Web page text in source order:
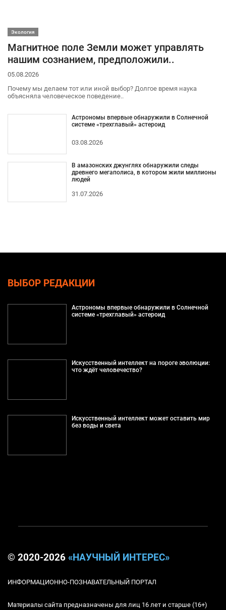
Экология
Магнитное поле Земли может управлять
нашим сознанием, предположили..
05.08.2026
Почему мы делаем тот или иной выбор? Долгое время наука
объясняла человеческое поведение..
Астрономы впервые обнаружили в Солнечной
системе «трехглавый» астероид
03.08.2026
В амазонских джунглях обнаружили следы
древнего мегаполиса, в котором жили миллионы
людей
31.07.2026
ВЫБОР РЕДАКЦИИ
Астрономы впервые обнаружили в Солнечной
системе «трехглавый» астероид
Искусственный интеллект на пороге эволюции:
что ждёт человечество?
Искусственный интеллект может оставить мир
без воды и света
© 2020-2026 «НАУЧНЫЙ ИНТЕРЕС»
ИНФОРМАЦИОННО-ПОЗНАВАТЕЛЬНЫЙ ПОРТАЛ
Материалы сайта предназначены для лиц 16 лет и старше (16+)